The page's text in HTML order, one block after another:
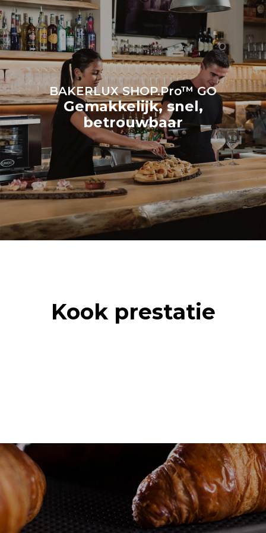
van de energiemix van het
elektriciteitsnet waarop de
oven is aangesloten; deze
laatste kunnen worden
geëlimineerd door te
kiezen voor energie uit
hernieuwbare
bronnen. Greenhouse Gas
Protocol
BAKERLUX SHOP.Pro™ GO
Gemakkelijk, snel,
betrouwbaar
Kook prestatie